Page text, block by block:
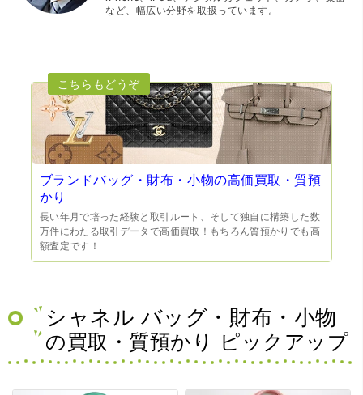
など、幅広い分野を取扱っています。
ブランドバッグ・財布・小物の高価買取・質預
かり
長い年月で培った経験と取引ルート、そして独自に構築した数
万件にわたる取引データで高価買取！もちろん質預かりでも高
額査定です！
シャネル バッグ・財布・小物
の買取・質預かり ピックアップ